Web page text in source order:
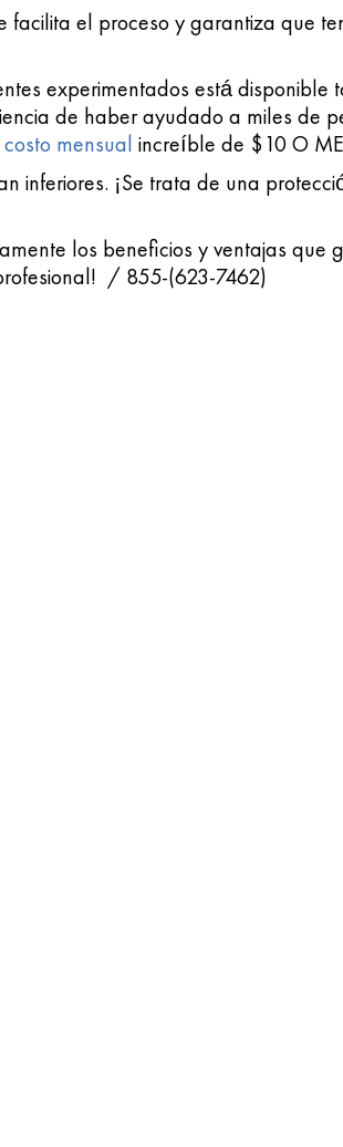
el proceso y garantiza que
experimentados está disponible
de haber ayudado a miles de
costo mensual increíble de $10 O
inferiores. ¡Se trata de una
los beneficios y ventajas que
/ 855-(623-7462)